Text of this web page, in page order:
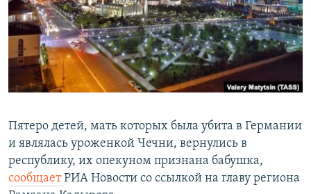
ПОДПИШИТЕСЬ НА РАССЫЛКУ
СОЦИАЛЬНЫЕ СЕТИ
Все сайты РСЕ/РС
Пятеро детей, мать которых была убита в Германии
и являлась уроженкой Чечни, вернулись в
республику, их опекуном признана бабушка,
сообщаетРИА Новости со ссылкой на главу региона